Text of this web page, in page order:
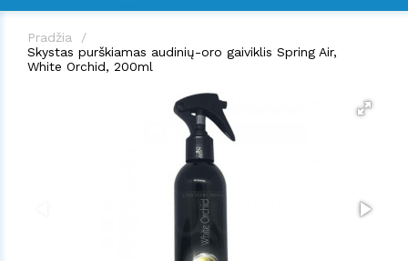
Pradžia
Skystas purškiamas audinių-oro gaiviklis Spring Air,
White Orchid, 200ml